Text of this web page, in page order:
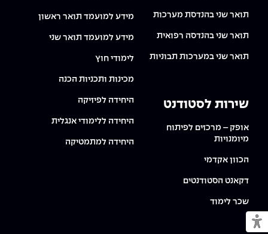
מעבר למצב נגיש
תואר שני בהנדסת מערכות
תואר שני בהנדסה רפואית
תואר שני במערכות תבוניות
שירות לסטודנט
אופק – מרכזים לפיתוח
מיומנויות
הכוון אקדמי
דקאנט הסטודנטים
שכר לימוד
מידע למועמד תואר ראשון
מידע למועמד תואר שני
לימודי חוץ
מכינות ותכניות הכנה
היחידה לפיזיקה
היחידה ללימודי אנגלית
היחידה למתמטיקה